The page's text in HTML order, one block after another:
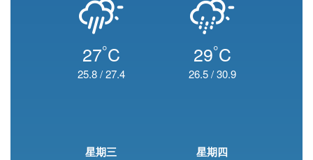
27°C
25.8/27.4
29°C
26.5/30.9
星期三 星期四